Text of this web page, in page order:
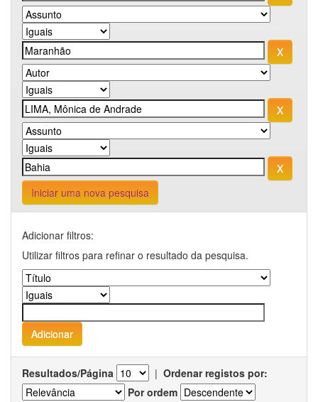
Iniciar uma nova pesquisa
Adicionar filtros:
Utilizar filtros para refinar o resultado da pesquisa.
Resultados/Página | Ordenar registos por:
Por ordem